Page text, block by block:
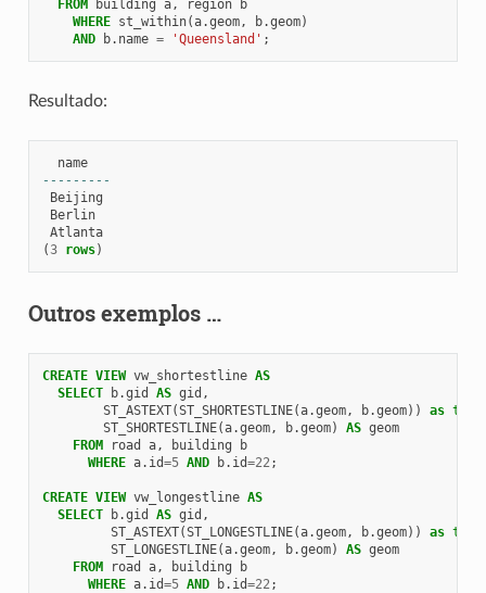
FROM
building a, region
b
WHERE st_within(a.geom, b.geom)
AND
b. name = 'Queensland' ;
Resultado:
name
---------
Beijing
Berlin
Atlanta
(3 rows)
Outros exemplos …
CREATE VIEW vw_shortestline AS
SELECT
b.gid AS gid ,
ST_ASTEXT(ST_SHORTESTLINE(a.geom, b.geom)) as text
ST_SHORTESTLINE(a.geom, b.geom) AS geom
FROM
road a, building
b
WHERE a. id=5 AND b. id=22;
CREATE VIEW vw_longestline AS
SELECT
b.gid AS gid ,
ST_ASTEXT(ST_LONGESTLINE(a.geom, b.geom)) as text
ST_LONGESTLINE(a.geom, b.geom) AS geom
FROM
road a, building
b
WHERE a. id=5 AND b. id=22;